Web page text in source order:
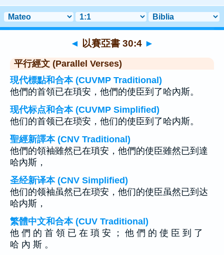
◄ 以賽亞書 30:4 ►
平行經文 (Parallel Verses)
現代標點和合本 (CUVMP Traditional)
他們的首領已在瑣安，他們的使臣到了哈內斯。
现代标点和合本 (CUVMP Simplified)
他们的首领已在琐安，他们的使臣到了哈内斯。
聖經新譯本 (CNV Traditional)
他們的領袖雖然已在瑣安，他們的使臣雖然已到達
哈內斯，
圣经新译本 (CNV Simplified)
他们的领袖虽然已在琐安，他们的使臣虽然已到达
哈内斯，
繁體中文和合本 (CUV Traditional)
他 們 的 首 領 已 在 瑣 安 ； 他 們 的 使 臣 到 了
哈 內 斯 。